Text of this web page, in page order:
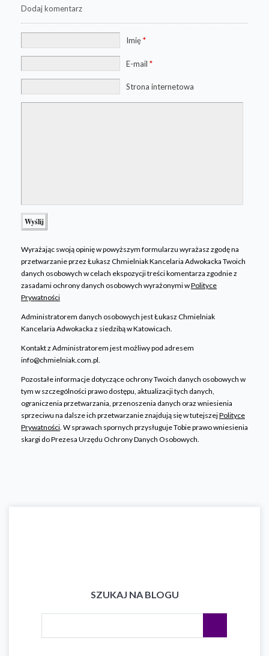
Dodaj komentarz
Imię*
E-mail *
Strona internetowa
Wyrażając swoją opinię w powyższym formularzu wyrażasz zgodę na
przetwarzanie przez Łukasz Chmielniak Kancelaria Adwokacka Twoich
danych osobowych w celach ekspozycji treści komentarza zgodnie z
zasadami ochrony danych osobowych wyrażonymi wPolityce
Prywatności
Administratorem danych osobowych jest Łukasz Chmielniak
Kancelaria Adwokacka z siedzibą w Katowicach.
Kontakt z Administratorem jest możliwy pod adresem
info@chmielniak.com.pl.
Pozostałe informacje dotyczące ochrony Twoich danych osobowych w
tym w szczególności prawo dostępu, aktualizacji tych danych,
ograniczenia przetwarzania, przenoszenia danych oraz wniesienia
sprzeciwu na dalsze ich przetwarzanie znajdują się w tutejszejPolityce
Prywatności . W sprawach spornych przysługuje Tobie prawo wniesienia
skargi do Prezesa Urzędu Ochrony Danych Osobowych.
SZUKAJ NA BLOGU